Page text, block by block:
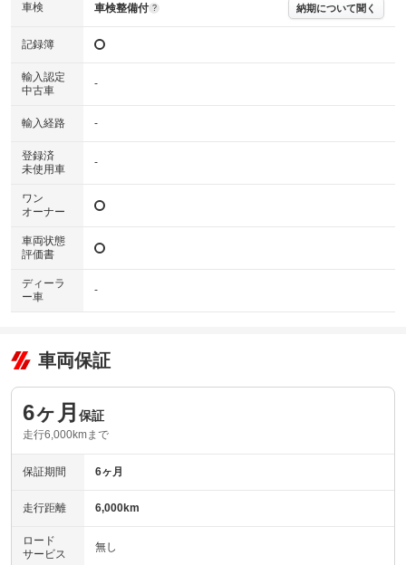
車検 車検整備付 ? 納期について聞く
記録簿
輸入認定
中古車
-
輸入経路 -
登録済
未使用車
-
ワン
オーナー
車両状態
評価書
ディーラ
ー車
-
車両保証
6ヶ月 保証
走行6,000kmまで
保証期間 6ヶ月
走行距離 6,000km
ロード
サービス
無し